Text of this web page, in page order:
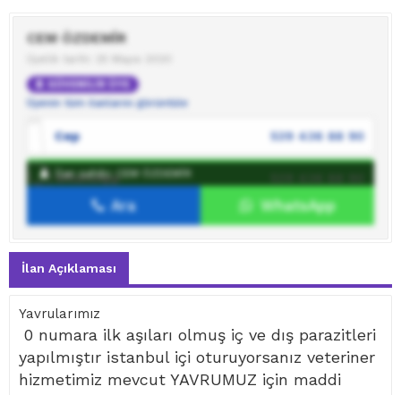
CEM ÖZDEMİR
Üyenin tüm ilanlarını görüntüle
Cep 539 436 88 90
WhatsApp
İlan sahibine mesaj gönder
İlan sahibi: CEM ÖZDEMİR
Ara WhatsApp
İlan Açıklaması
Yavrularımız
0 numara ilk aşıları olmuş iç ve dış parazitleri
yapılmıştır istanbul içi oturuyorsanız veteriner
hizmetimiz mevcut YAVRUMUZ için maddi